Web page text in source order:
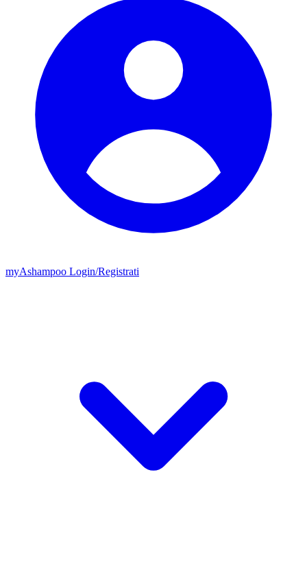
myAshampoo Login/Registrati